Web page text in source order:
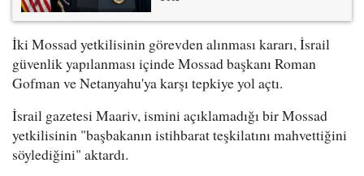
İki Mossad yetkilisinin görevden alınması kararı, İsrail
güvenlik yapılanması içinde Mossad başkanı Roman
Gofman ve Netanyahu'ya karşı tepkiye yol açtı.
İsrail gazetesi Maariv, ismini açıklamadığı bir Mossad
yetkilisinin "başbakanın istihbarat teşkilatını mahvettiğini
söylediğini" aktardı.